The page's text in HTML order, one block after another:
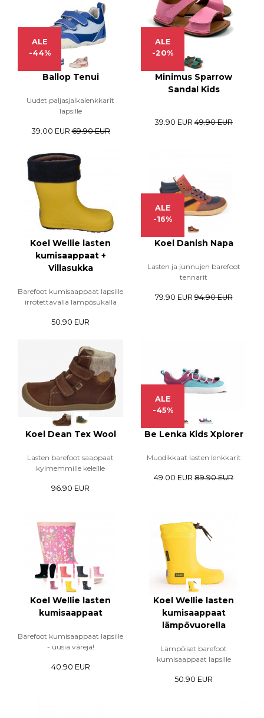
ALE
-44%
Ballop Tenui
Uudet paljasjalkalenkkarit
lapsille
39.00 EUR 69.90 EUR
ALE
-20%
Minimus Sparrow
Sandal Kids
39.90 EUR 49.90 EUR
Koel Wellie lasten
kumisaappaat +
Villasukka
Barefoot kumisaappaat lapsille
irrotettavalla lämpösukalla
50.90 EUR
ALE
-16%
Koel Danish Napa
Lasten ja junnujen barefoot
tennarit
79.90 EUR 94.90 EUR
Koel Dean Tex Wool
Lasten barefoot saappaat
kylmemmille keleille
96.90 EUR
ALE
-45%
Be Lenka Kids Xplorer
Muodikkaat lasten lenkkarit
49.00 EUR 89.90 EUR
Koel Wellie lasten
kumisaappaat
Barefoot kumisaappaat lapsille
- uusia värejä!
40.90 EUR
Koel Wellie lasten
kumisaappaat
lämpövuorella
Lämpöiset barefoot
kumisaappaat lapsille
50.90 EUR